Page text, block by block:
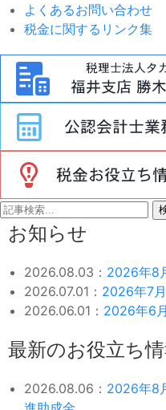
よくあるお問い合わせ
税金に関するリンク集
お知らせ
2026.08.03： 2026年8
2026.07.01： 2026年7
2026.06.01： 2026年6
最新のお役立ち
2026.08.06： 2026年8